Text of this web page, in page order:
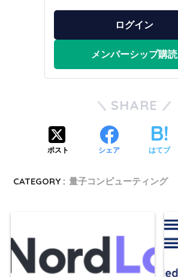
ログイン
メンバーシップ購読
SHARE
ポスト シェア はてブ
CATEGORY : 量子コンピューティング